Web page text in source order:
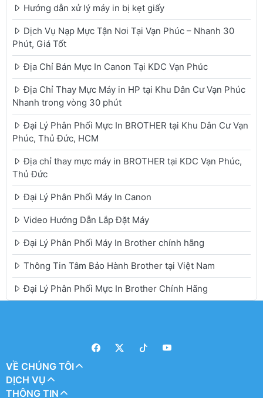
Hướng dẫn xử lý máy in bị kẹt giấy
Dịch Vụ Nạp Mực Tận Nơi Tại Vạn Phúc – Nhanh 30
Phút, Giá Tốt
Địa Chỉ Bán Mực In Canon Tại KDC Vạn Phúc
Địa Chỉ Thay Mực Máy in HP tại Khu Dân Cư Vạn Phúc
Nhanh trong vòng 30 phút
Đại Lý Phân Phối Mực In BROTHER tại Khu Dân Cư Vạn
Phúc, Thủ Đức, HCM
Địa chỉ thay mực máy in BROTHER tại KDC Vạn Phúc,
Thủ Đức
Đại Lý Phân Phối Máy In Canon
Video Hướng Dẫn Lắp Đặt Máy
Đại Lý Phân Phối Máy In Brother chính hãng
Thông Tin Tâm Bảo Hành Brother tại Việt Nam
Đại Lý Phân Phối Mực In Brother Chính Hãng
VỀ CHÚNG TÔI
DỊCH VỤ
THÔNG TIN